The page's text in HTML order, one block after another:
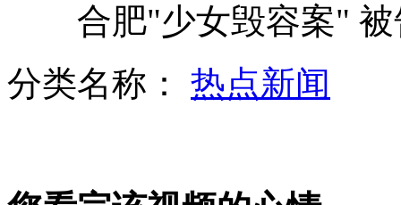
阿根廷参议院通过"尊严死"法案
合肥"少女毁容案" 被
分类名称： 热点新闻